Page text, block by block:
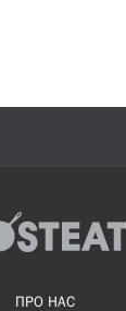
ПРО НАС